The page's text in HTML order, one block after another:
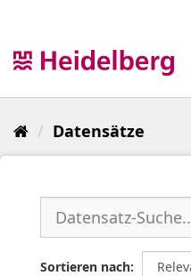
Datensätze
Sortieren nach